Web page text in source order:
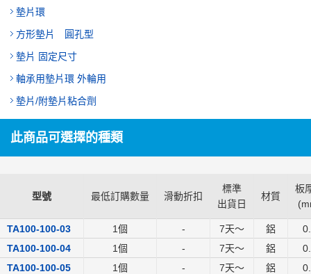
墊片環
方形墊片 圓孔型
墊片 固定尺寸
軸承用墊片環 外輪用
墊片/附墊片粘合劑
此商品可選擇的種類
型號 最低訂購數量 滑動折扣
標準
出貨日
材質
板
(
TA100-100-03 1個 - 7天～ 鋁
TA100-100-04
1個 - 7天～ 鋁
TA100-100-05
1個 - 7天～ 鋁